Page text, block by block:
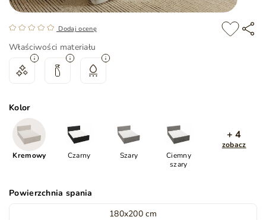
Dodaj ocenę
Właściwości materiału
Kolor
Kremowy Czarny Szary
Ciemny
szary
+ 4
zobacz
Powierzchnia spania
180x200 cm